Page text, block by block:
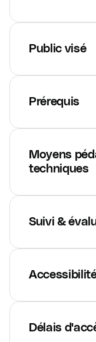
Public visé
Prérequis
Moyens
techniques
Suivi &
Délais